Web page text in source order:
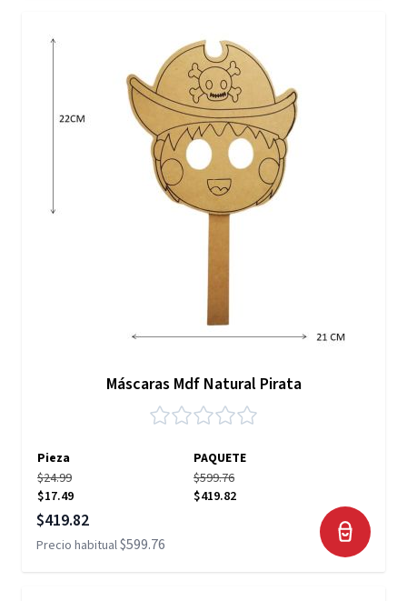
Máscaras Mdf Natural Pirata
Pieza
PAQUETE
$24.99
$17.49
$599.76
$419.82
Precio especial
$419.82
Precio habitual$599.76